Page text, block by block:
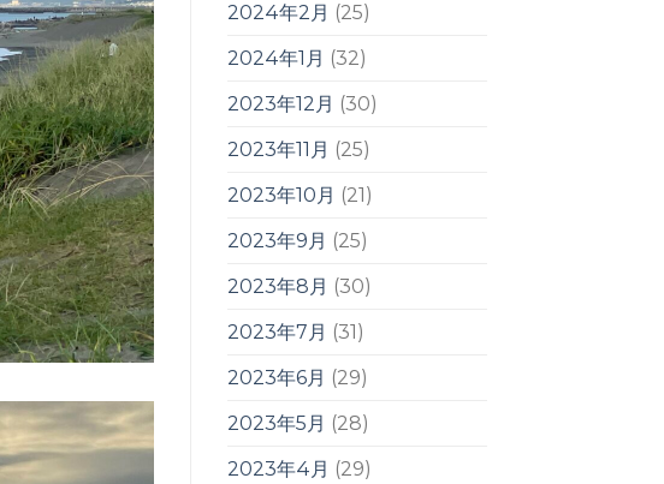
2024年2月 (25)
2024年1月 (32)
2023年12月 (30)
2023年11月 (25)
2023年10月 (21)
2023年9月 (25)
2023年8月 (30)
2023年7月 (31)
2023年6月 (29)
2023年5月 (28)
2023年4月 (29)